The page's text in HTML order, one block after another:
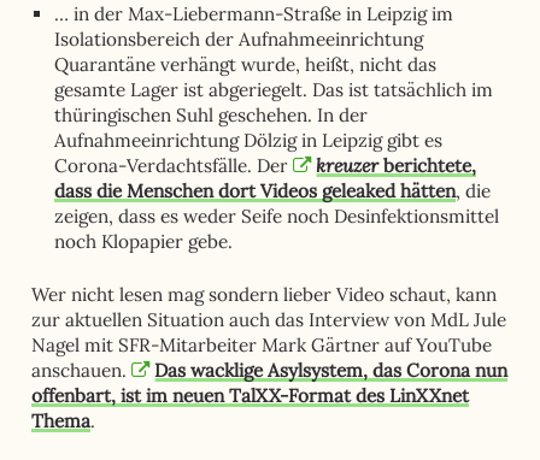
… in der Max-Liebermann-Straße in Leipzig im
Isolationsbereich der Aufnahmeeinrichtung
Quarantäne verhängt wurde, heißt, nicht das
gesamte Lager ist abgeriegelt. Das ist tatsächlich im
thüringischen Suhl geschehen. In der
Aufnahmeeinrichtung Dölzig in Leipzig gibt es
Corona-Verdachtsfälle. Der
kreuzerberichtete,
dass die Menschen dort Videos geleaked hätten, die
zeigen, dass es weder Seife noch Desinfektionsmittel
noch Klopapier gebe.
Wer nicht lesen mag sondern lieber Video schaut, kann
zur aktuellen Situation auch das Interview von MdL Jule
Nagel mit SFR-Mitarbeiter Mark Gärtner auf YouTube
anschauen.
Das wacklige Asylsystem, das Corona nun
offenbart, ist im neuen TalXX-Format des LinXXnet
Thema.